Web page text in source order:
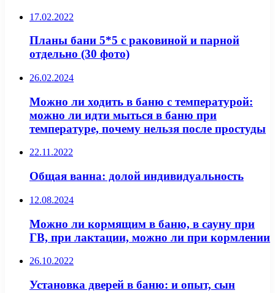
17.02.2022
Планы бани 5*5 с раковиной и парной
отдельно (30 фото)
26.02.2024
Можно ли ходить в баню с температурой:
можно ли идти мыться в баню при
температуре, почему нельзя после простуды
22.11.2022
Общая ванна: долой индивидуальность
12.08.2024
Можно ли кормящим в баню, в сауну при
ГВ, при лактации, можно ли при кормлении
26.10.2022
Установка дверей в баню: и опыт, сын